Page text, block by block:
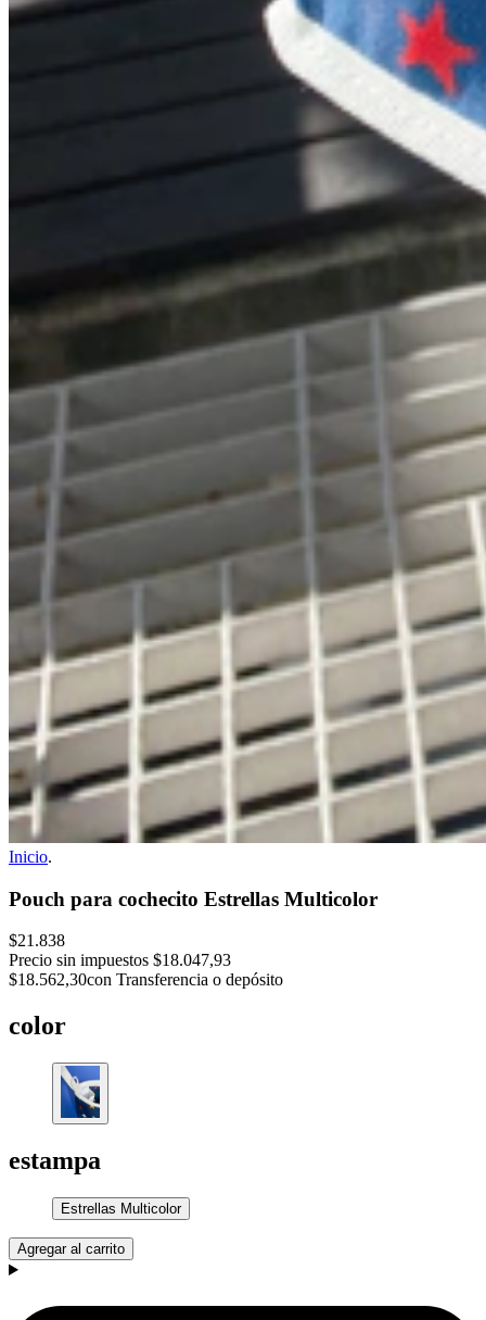
Inicio.
Pouch para cochecito Estrellas Multicolor
$21.838
Precio sin impuestos $18.047,93
$18.562,30con Transferencia o depósito
color
estampa
Estrellas Multicolor
Agregar al carrito